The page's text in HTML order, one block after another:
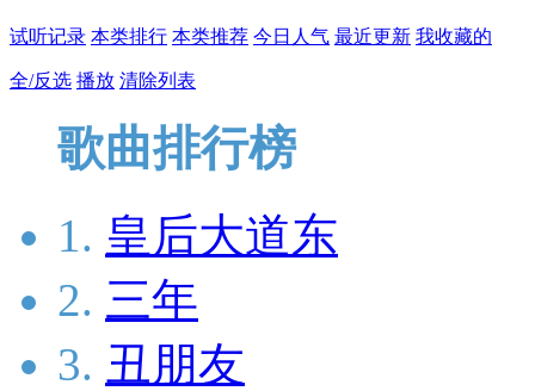
试听记录 本类排行 本类推荐 今日人气 最近更新 我收藏的
全/反选 播放 清除列表
歌曲排行榜
1. 皇后大道东
2. 三年
3. 丑朋友